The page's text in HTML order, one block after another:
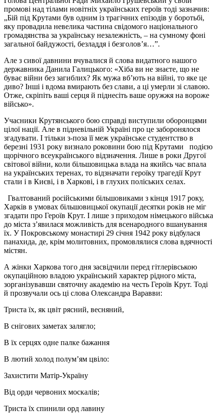
промові над тілами новітніх українських героїв тоді зазначив:
„Бій під Крутами був одним із трагічних епізодів у боротьбі,
яку провадила невелика частина свідомого національного
громадянства за українську незалежність, – на сумному фоні
загальної байдужості, безладдя і безголов’я…”.
Але з сивої давнини вчувалися й слова видатного нашого
державника Данила Галицького: «Хіба ви не знаєте, що не
буває війни без загиблих? Як мужа вб’ють на війні, то яке це
диво? Інші і вдома вмирають без слави, а ці умерли зі славою.
Отже, скріпіть ваші серця й піднесіть ваше оружжя на вороже
військо».
Учасники Крутянського бою справді виступили оборонцями
цілої нації. Але в підневільній Україні про це заборонялося
згадувати. І тільки з-поза її меж українське студентство в
березні 1931 року визнало роковини бою під Крутами подією
щорічного всеукраїнського відзначення. Лише в роки Другої
світової війни, коли більшовицька влада на якийсь час впала
на українських теренах, то відзначати героїку трагедії Крут
стали і в Києві, і в Харкові, і в глухих поліських селах.
Гвалтований російськими більшовиками з кінця 1917 року,
Харків в умовах більшовицької окупації десятки років не міг
згадати про Героїв Крут. І лише з приходом німецького війська
до міста з’явилася можливість для всенародного вшанування
їх. У Покровському монастирі 29 січня 1942 року відбулася
панахида, де, крім молитовних, промовлялися слова вдячності
містян.
А жінки Харкова того дня засвідчили перед гітлерівською
окупаційною владою український характер рідного міста,
зорганізувавши святочну академію на честь Героїв Крут. Тоді
й прозвучали ось ці слова Олександра Варавви:
Триста їх, як цвіт рясний, весняний,
В снігових заметах залягло;
В їх серцях одне палке бажання
В лютий холод полум’ям цвіло:
Захистити Матір-Україну
Від орди червоних москалів;
Триста їх спинили орд лавину